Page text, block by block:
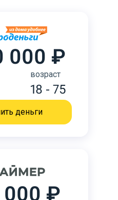
000 ₽
возраст
18 - 75
деньги
000 ₽